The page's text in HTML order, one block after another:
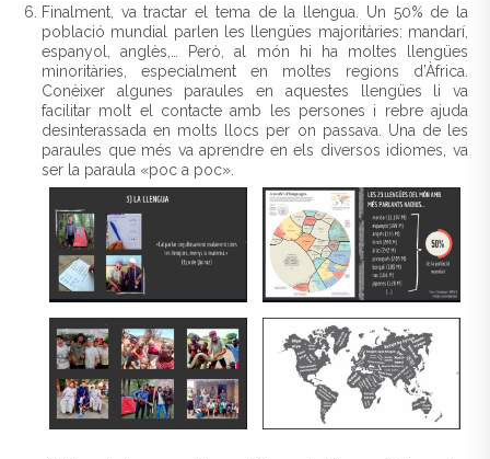
Finalment, va tractar el tema de la llengua. Un 50% de la
població mundial parlen les llengües majoritàries: mandarí,
espanyol, anglès,… Però, al món hi ha moltes llengües
minoritàries, especialment en moltes regions d’Àfrica.
Conèixer algunes paraules en aquestes llengües li va
facilitar molt el contacte amb les persones i rebre ajuda
desinterassada en molts llocs per on passava. Una de les
paraules que més va aprendre en els diversos idiomes, va
ser la paraula «poc a poc».